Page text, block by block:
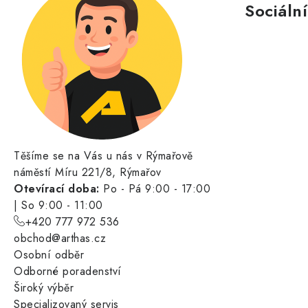
Těšíme se na Vás u nás v Rýmařově
náměstí Míru 221/8, Rýmařov
Otevírací doba: Po - Pá 9:00 - 17:00
| So 9:00 - 11:00
+420 777 972 536
obchod@arthas.cz
Osobní odběr
Odborné poradenství
Široký výběr
Specializovaný servis